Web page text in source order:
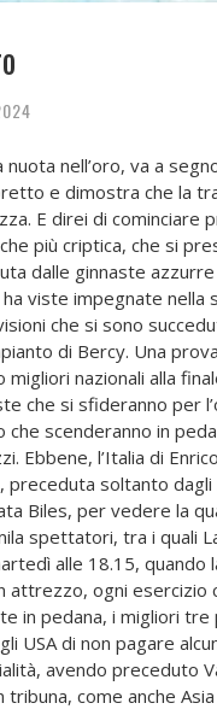
nuota nell’oro, va a
e dimostra che la
E direi di cominciare
più criptica, che si
dalle ginnaste
viste impegnate nella
che si sono
di Bercy. Una
migliori nazionali alla
che si sfideranno per
che scenderanno in
Ebbene, l’Italia di
preceduta soltanto dagli
Biles, per vedere la
spettatori, tra i quali
alle 18.15, quando
ogni esercizio
in pedana, i migliori tre
USA di non pagare
avendo preceduto
come anche